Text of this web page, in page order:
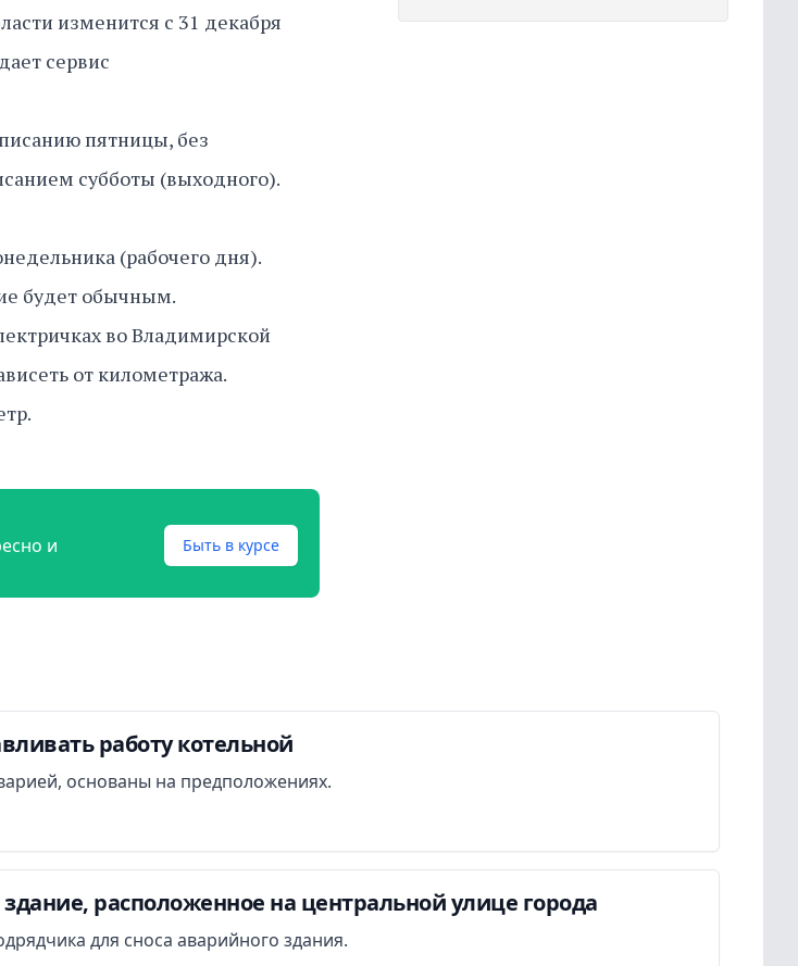
изменится с 31 декабря
сервис
пятницы, без
субботы (выходного).
(рабочего дня).
будет обычным.
во Владимирской
от километража.
и
Быть в курсе
работу котельной
основаны на предположениях.
расположенное на центральной улице города
для сноса аварийного здания.